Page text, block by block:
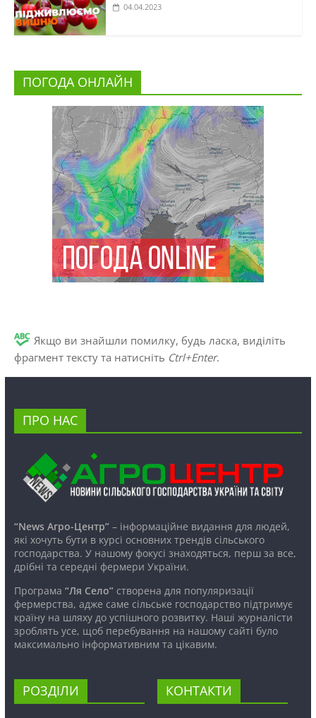
04.04.2023
ПОГОДА ОНЛАЙН
Якщо ви знайшли помилку, будь ласка, виділіть
фрагмент тексту та натисніть Ctrl+Enter.
ПРО НАС
“News Агро-Центр”– інформаційне видання для людей,
які хочуть бути в курсі основних трендів сільського
господарства. У нашому фокусі знаходяться, перш за все,
дрібні та середні фермери України.
Програма “Ля Село”створена для популяризації
фермерства, адже саме сільське господарство підтримує
країну на шляху до успішного розвитку. Наші журналісти
зроблять усе, щоб перебування на нашому сайті було
максимально інформативним та цікавим.
РОЗДІЛИ КОНТАКТИ